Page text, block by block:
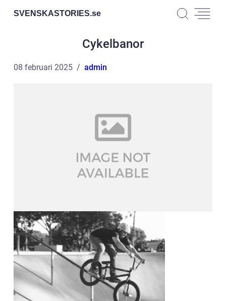
SVENSKASTORIES.se
Cykelbanor
08 februari 2025 admin